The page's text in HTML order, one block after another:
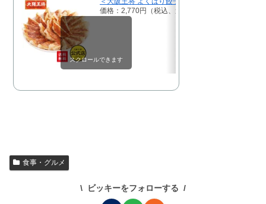
価格：2,770円（税込、送料無料)
スクロールできます
食事・グルメ
ビッキーをフォローする